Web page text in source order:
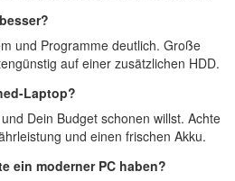
und Programme deutlich. Große
auf einer zusätzlichen HDD.
Laptop?
Dein Budget schonen willst. Achte
und einen frischen Akku.
ein moderner PC haben?